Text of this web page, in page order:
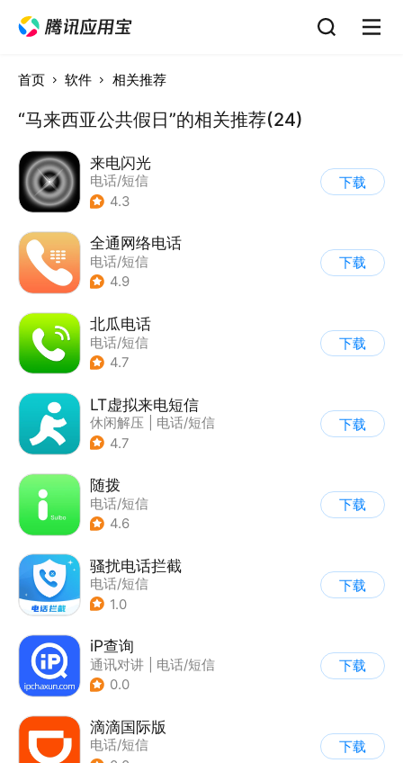
首页 软件 相关推荐
“马来西亚公共假日”的相关推荐(24)
来电闪光
电话/短信
4.3
下载
全通网络电话
电话/短信
4.9
下载
北瓜电话
电话/短信
4.7
下载
LT虚拟来电短信
休闲解压
电话/短信
4.7
下载
随拨
电话/短信
4.6
下载
骚扰电话拦截
电话/短信
1.0
下载
iP查询
通讯对讲
电话/短信
0.0
下载
滴滴国际版
电话/短信
下载